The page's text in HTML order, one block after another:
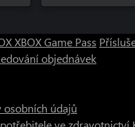
XBOX Game Pass
objednávek
osobních údajů